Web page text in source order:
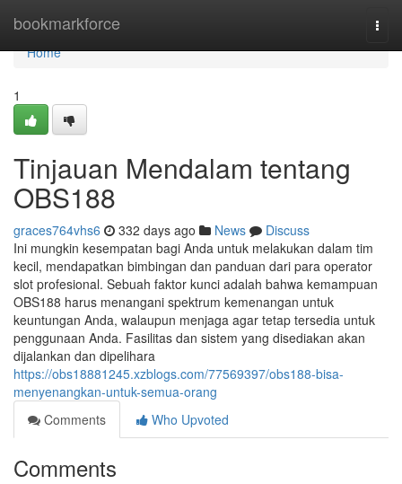
bookmarkforce
Home
Home
1
Tinjauan Mendalam tentang
OBS188
graces764vhs6 332 days ago News
Discuss
Ini mungkin kesempatan bagi Anda untuk melakukan dalam tim
kecil, mendapatkan bimbingan dan panduan dari para operator
slot profesional. Sebuah faktor kunci adalah bahwa kemampuan
OBS188 harus menangani spektrum kemenangan untuk
keuntungan Anda, walaupun menjaga agar tetap tersedia untuk
penggunaan Anda. Fasilitas dan sistem yang disediakan akan
dijalankan dan dipelihara
https://obs18881245.xzblogs.com/77569397/obs188-bisa-
menyenangkan-untuk-semua-orang
Comments
Who Upvoted
Comments